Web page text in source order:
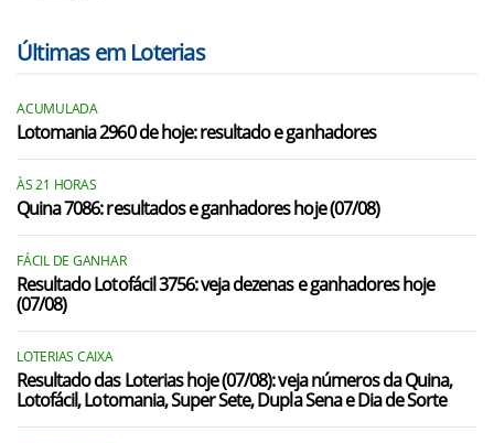
Últimas em Loterias
ACUMULADA
Lotomania 2960 de hoje: resultado e ganhadores
ÀS 21 HORAS
Quina 7086: resultados e ganhadores hoje (07/08)
FÁCIL DE GANHAR
Resultado Lotofácil 3756: veja dezenas e ganhadores hoje
(07/08)
LOTERIAS CAIXA
Resultado das Loterias hoje (07/08): veja números da Quina,
Lotofácil, Lotomania, Super Sete, Dupla Sena e Dia de Sorte